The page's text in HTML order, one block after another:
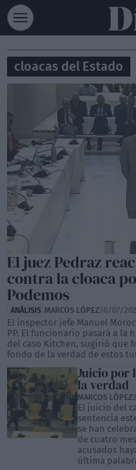
cloacas del Estado
El juez Pedraz
contra la cloaca
Podemos
ANÁLISIS MARCOS LÓPEZ30/07/
El inspector jefe Manuel
PP. El funcionario pasará a la
del caso Kitchen, sugirió que
fondo de la verdad de estos
Juicio por
la verdad
MARCOS LÓPEZ
El juicio del
sentencia
se han
de cuatro
acusados
última